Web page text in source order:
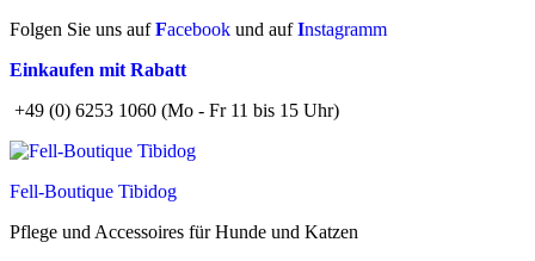
Zum
springen
Folgen Sie uns aufFacebook und aufInstagramm
Einkaufen mit Rabatt
+49 (0) 6253 1060 (Mo - Fr 11 bis 15 Uhr)
Fell-Boutique Tibidog
Pflege und Accessoires für Hunde und Katzen